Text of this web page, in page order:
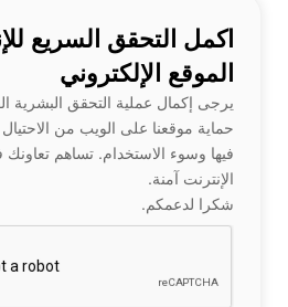
اكمل التحقق السريع
الموقع الإلكتروني
يرجى إكمال عملية التحقق البشرية
حماية موقعنا على الويب من
فيها وسوء الاستخدام. تساهم تعاونك
الإنترنت آمنة.
شكرا لدعمكم.